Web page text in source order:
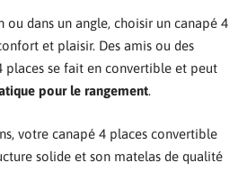
ou dans un angle, choisir un canapé 4
et plaisir. Des amis ou des
places se fait en convertible et peut
pour le rangement.
votre canapé 4 places convertible
solide et son matelas de qualité